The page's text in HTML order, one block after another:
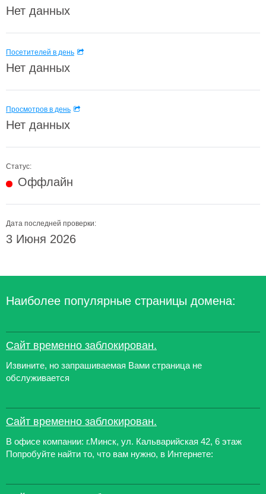
Нет данных
Посетителей в день
Нет данных
Просмотров в день
Нет данных
Статус:
Оффлайн
Дата последней проверки:
3 Июня 2026
Наиболее популярные страницы домена:
Сайт временно заблокирован.
Извините, но запрашиваемая Вами страница не
обслуживается
Сайт временно заблокирован.
В офисе компании: г.Минск, ул. Кальварийская 42, 6 этаж
Попробуйте найти то, что вам нужно, в Интернете: